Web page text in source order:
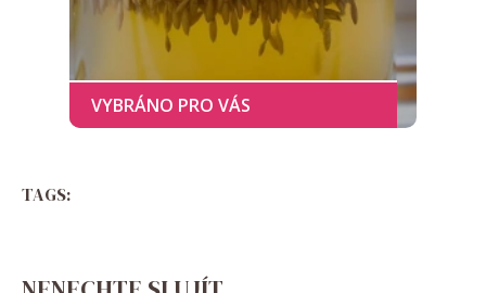
TAGS: